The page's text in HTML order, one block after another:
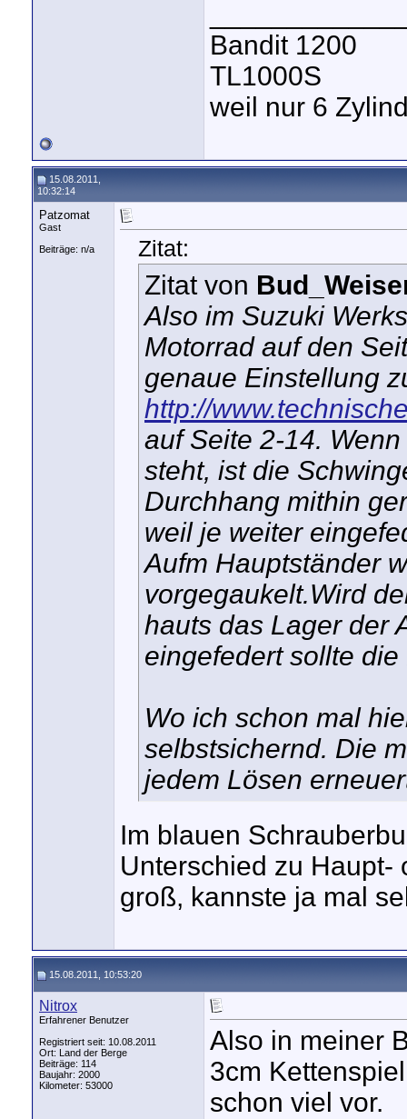
Bandit 1200
TL1000S
weil nur 6
15.08.2011,
10:32:14
Patzomat
Gast
Beiträge: n/a
Zitat:
Zitat von
Also im Suzuki
Motorrad auf den
genaue Einstellung
http://
auf Seite 2-14.
steht, ist die
Durchhang mithin
weil je weiter
Aufm Hauptständer
vorgegaukelt.Wird
hauts das Lager der
eingefedert sollte
Wo ich schon mal
selbstsichernd. Die
jedem Lösen
Im blauen
Unterschied zu Haupt-
groß, kannste ja mal
15.08.2011, 10:53:20
Nitrox
Erfahrener Benutzer
Registriert seit: 10.08.2011
Ort: Land der Berge
Beiträge: 114
Baujahr: 2000
Kilometer: 53000
Also in meiner
3cm
schon viel vor.